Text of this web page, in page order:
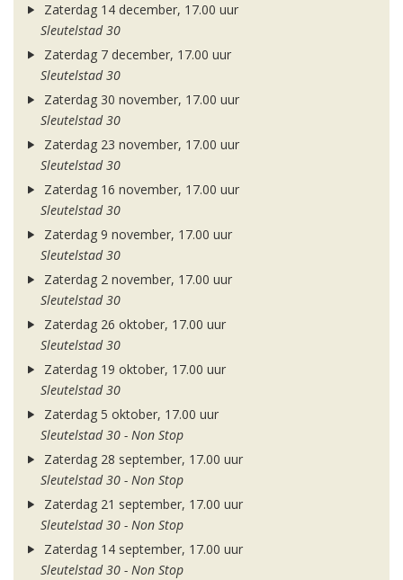
Zaterdag 14 december, 17.00 uur
Sleutelstad 30
Zaterdag 7 december, 17.00 uur
Sleutelstad 30
Zaterdag 30 november, 17.00 uur
Sleutelstad 30
Zaterdag 23 november, 17.00 uur
Sleutelstad 30
Zaterdag 16 november, 17.00 uur
Sleutelstad 30
Zaterdag 9 november, 17.00 uur
Sleutelstad 30
Zaterdag 2 november, 17.00 uur
Sleutelstad 30
Zaterdag 26 oktober, 17.00 uur
Sleutelstad 30
Zaterdag 19 oktober, 17.00 uur
Sleutelstad 30
Zaterdag 5 oktober, 17.00 uur
Sleutelstad 30 - Non Stop
Zaterdag 28 september, 17.00 uur
Sleutelstad 30 - Non Stop
Zaterdag 21 september, 17.00 uur
Sleutelstad 30 - Non Stop
Zaterdag 14 september, 17.00 uur
Sleutelstad 30 - Non Stop